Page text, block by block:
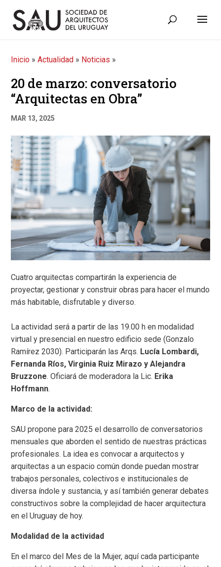
Inicio »Actualidad » Noticias »
20 de marzo: conversatorio
“Arquitectas en Obra”
MAR 13, 2025
Cuatro arquitectas compartirán la experiencia de
proyectar, gestionar y construir obras para hacer el mundo
más habitable, disfrutable y diverso.
La actividad será a partir de las 19.00 h en modalidad
virtual y presencial en nuestro edificio sede (Gonzalo
Ramírez 2030). Participarán las Arqs. Lucía Lombardi,
Fernanda Ríos, Virginia Ruiz Mirazo y Alejandra
Bruzzone. Oficiará de moderadora la Lic. Erika
Hoffmann.
Marco de la actividad:
SAU propone para 2025 el desarrollo de conversatorios
mensuales que aborden el sentido de nuestras prácticas
profesionales. La idea es convocar a arquitectos y
arquitectas a un espacio común donde puedan mostrar
trabajos personales, colectivos e institucionales de
diversa índole y sustancia, y así también generar debates
constructivos sobre la complejidad de hacer arquitectura
en el Uruguay de hoy.
Modalidad de la actividad
En el marco del Mes de la Mujer, aquí cada participante